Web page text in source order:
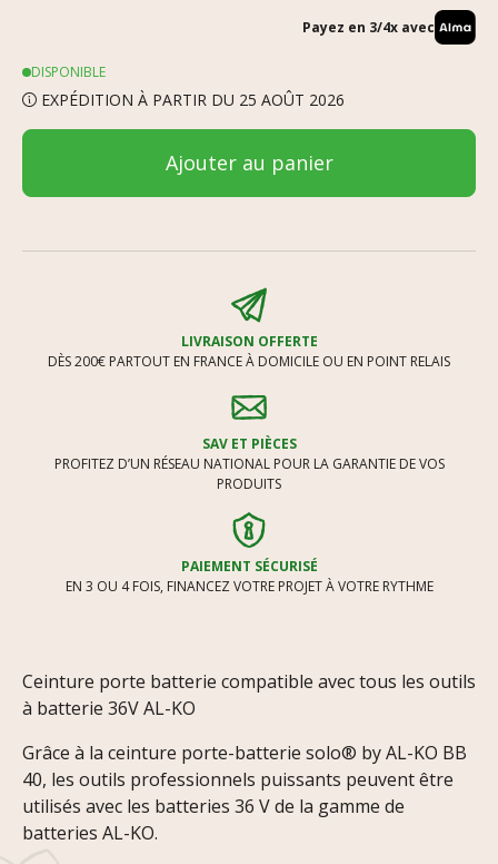
Payez en 3/4x avec
DISPONIBLE
EXPÉDITION À PARTIR DU 25 AOÛT 2026
Ajouter au panier
LIVRAISON OFFERTE
DÈS 200€ PARTOUT EN FRANCE À DOMICILE OU EN POINT RELAIS
SAV ET PIÈCES
PROFITEZ D’UN RÉSEAU NATIONAL POUR LA GARANTIE DE VOS
PRODUITS
PAIEMENT SÉCURISÉ
EN 3 OU 4 FOIS, FINANCEZ VOTRE PROJET À VOTRE RYTHME
Ceinture porte batterie compatible avec tous les outils
à batterie 36V AL-KO
Grâce à la ceinture porte-batterie solo® by AL-KO BB
40, les outils professionnels puissants peuvent être
utilisés avec les batteries 36 V de la gamme de
batteries AL-KO.